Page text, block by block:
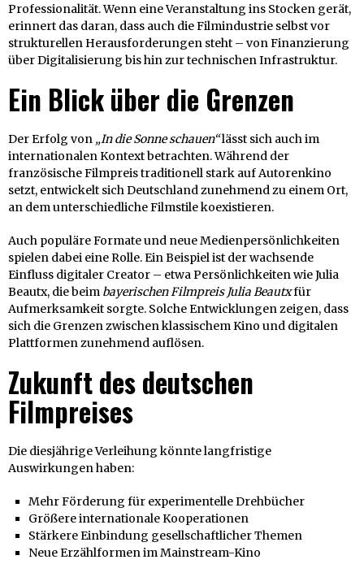
Professionalität. Wenn eine Veranstaltung ins Stocken gerät,
erinnert das daran, dass auch die Filmindustrie selbst vor
strukturellen Herausforderungen steht – von Finanzierung
über Digitalisierung bis hin zur technischen Infrastruktur.
Ein Blick über die Grenzen
Der Erfolg von „In die Sonne schauen“lässt sich auch im
internationalen Kontext betrachten. Während der
französische Filmpreis traditionell stark auf Autorenkino
setzt, entwickelt sich Deutschland zunehmend zu einem Ort,
an dem unterschiedliche Filmstile koexistieren.
Auch populäre Formate und neue Medienpersönlichkeiten
spielen dabei eine Rolle. Ein Beispiel ist der wachsende
Einfluss digitaler Creator – etwa Persönlichkeiten wie Julia
Beautx, die beim bayerischen Filmpreis Julia Beautxfür
Aufmerksamkeit sorgte. Solche Entwicklungen zeigen, dass
sich die Grenzen zwischen klassischem Kino und digitalen
Plattformen zunehmend auflösen.
Zukunft des deutschen
Filmpreises
Die diesjährige Verleihung könnte langfristige
Auswirkungen haben:
Mehr Förderung für experimentelle Drehbücher
Größere internationale Kooperationen
Stärkere Einbindung gesellschaftlicher Themen
Neue Erzählformen im Mainstream-Kino